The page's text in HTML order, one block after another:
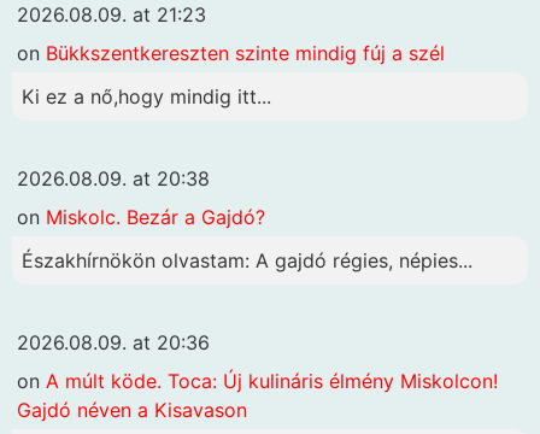
2026.08.09. at 21:23
on Bükkszentkereszten szinte mindig fúj a szél
Ki ez a nő,hogy mindig itt...
2026.08.09. at 20:38
on Miskolc. Bezár a Gajdó?
Északhírnökön olvastam: A gajdó régies, népies...
2026.08.09. at 20:36
on A múlt köde. Toca: Új kulináris élmény Miskolcon!
Gajdó néven a Kisavason